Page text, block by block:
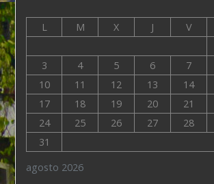
agosto 2026
L M X J V
3
4 5 6 7
10
11 12 13 14
17
18 19 20 21
24
25 26 27 28
31